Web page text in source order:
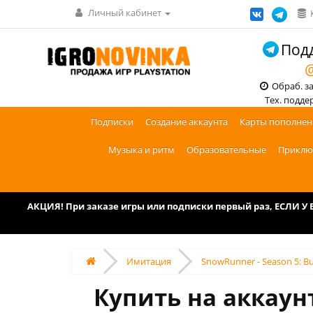
Личный кабинет
Обраб.
Тех.
Подписки
Создание аккаунта Карты
Музыка и ритм Образовательные
АКЦИЯ! При заказе игры или подписки первый раз, ЕСЛИ
Имитация SnowRunner - Season 5:
Купить на